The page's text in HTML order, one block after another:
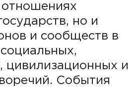
отношениях
но и
и сообществ в
цивилизационных и
События